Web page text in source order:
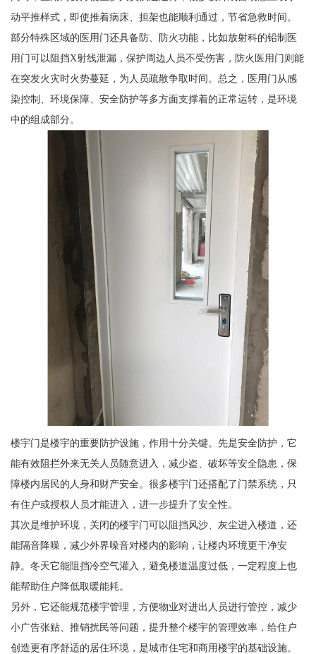
动平推样式，即使推着病床、担架也能顺利通过，节省急救时间。
部分特殊区域的医用门还具备防、防火功能，比如放射科的铅制医
用门可以阻挡X射线泄漏，保护周边人员不受伤害，防火医用门则能
在突发火灾时火势蔓延，为人员疏散争取时间。总之，医用门从感
染控制、环境保障、安全防护等多方面支撑着的正常运转，是环境
中的组成部分。
楼宇门是楼宇的重要防护设施，作用十分关键。先是安全防护，它
能有效阻拦外来无关人员随意进入，减少盗、破坏等安全隐患，保
障楼内居民的人身和财产安全。很多楼宇门还搭配了门禁系统，只
有住户或授权人员才能进入，进一步提升了安全性。
其次是维护环境，关闭的楼宇门可以阻挡风沙、灰尘进入楼道，还
能隔音降噪，减少外界噪音对楼内的影响，让楼内环境更干净安
静。冬天它能阻挡冷空气灌入，避免楼道温度过低，一定程度上也
能帮助住户降低取暖能耗。
另外，它还能规范楼宇管理，方便物业对进出人员进行管控，减少
小广告张贴、推销扰民等问题，提升整个楼宇的管理效率，给住户
创造更有序舒适的居住环境，是城市住宅和商用楼宇的基础设施。